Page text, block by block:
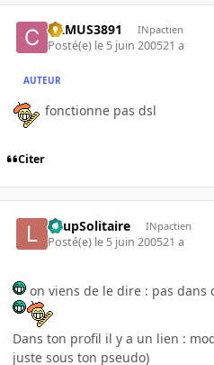
CAMUS3891 INpactien
Posté(e) le 5 juin 200521 a
AUTEUR
fonctionne pas dsl
Citer
LoupSolitaire INpactien
Posté(e) le 5 juin 200521 a
on viens de le dire : pas
Dans ton profil il y a un lien :
juste sous ton pseudo)